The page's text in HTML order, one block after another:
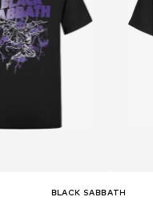
BLACK SABBATH